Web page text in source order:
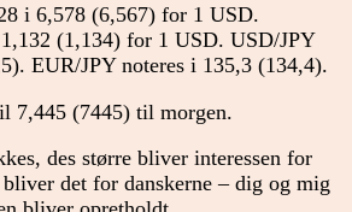
i 6,578 (6,567) for 1 USD.
(1,134) for 1 USD. USD/JPY
EUR/JPY noteres i 135,3 (134,4).
7,445 (7445) til morgen.
des større bliver interessen for
det for danskerne – dig og mig